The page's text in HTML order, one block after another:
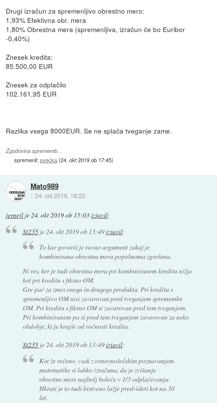
Drugi izračun za spremenljivo obrestno mero:
1,93% Efektivna obr. mera
1,80% Obrestna mera (spremenljiva, izračun če bo Euribor
-0,40%)
Znesek kredita:
85.500,00 EUR
Znesek za odplačilo
102.161,95 EUR
Razlika vsega 8000EUR. Se ne splača tveganje zame.
Zgodovina sprememb…
spremenil:svecka(24. okt 2019 ob 17:45)
Mato989
::24. okt 2019, 18:22
jernejl je24. okt 2019 ob 15:03izjavil:
St235je 24. okt 2019 ob 13:49izjavil:
To kar govoriš je ravno argument zakaj je
kombinirana obrestna mera popolnoma zgrešena.
Ni res, ker je tudi obrestna mera pri kombiniranem kreditu nižja
kot pri kreditu s fiksno OM.
Gre pač za zmes enega in drugega produkta. Pri kreditu s
spremenljivo OM nisi zavarovan pred tveganjem spremembe
OM. Pri kreditu s fiksno OM si zavarovan pred tem tveganjem.
Pri kombiniranem pa si pred tem tveganjem zavarovan za neko
obdobje, ki je krajše od ročnosti kredita.
St235je24. okt 2019 ob 13:49izjavil:
Kot že rečeno, vsak z osnovnošolskim poznavanjem
matematike si lahko izračuna, da je zvišanje
obrestne mere najbolj boleče v 1/3 odplačevanja.
Hkrati je to tudi bistveno lažje predvideti kot na 30
let.